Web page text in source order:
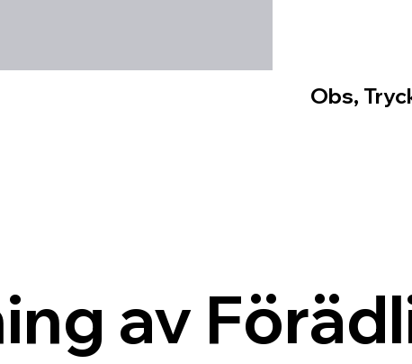
Obs,
av